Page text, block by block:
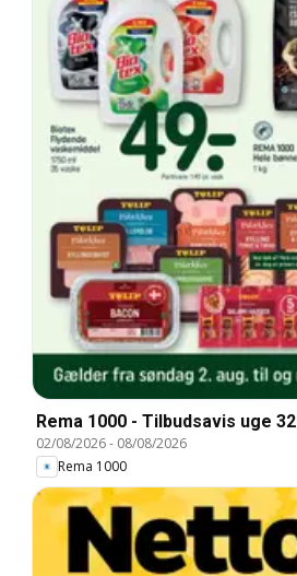
Rema 1000 - Tilbudsavis uge 32
02/08/2026- 08/08/2026
Rema 1000